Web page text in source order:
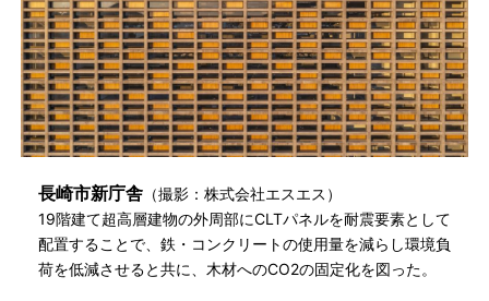
長崎市新庁舎 （撮影：株式会社エスエス）
19階建て超高層建物の外周部にCLTパネルを耐震要素として
配置することで、鉄・コンクリートの使用量を減らし環境負
荷を低減させると共に、木材へのCO2の固定化を図った。